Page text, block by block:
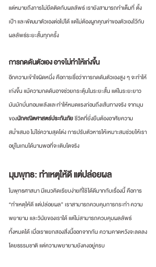
แต่หมายถึงการไม่ยึดติดกับผลลัพธ์ เรายังสามารถทำเต็มที่ ตั้ง
เป้า และพัฒนาตัวเองต่อไปได้ แต่ไม่ต้องผูกคุณค่าของตัวเองไว้กับ
ผลลัพธ์ระยะสั้นทุกครั้ง
การกดดันตัวเอง อาจไม่ทำให้เก่งขึ้น
อีกความเข้าใจผิดหนึ่ง คือการเชื่อว่าการกดดันตัวเองสูง ๆ จะทำให้
เก่งขึ้น แม้ความกดดันอาจช่วยกระตุ้นในระยะสั้น แต่ในระยะยาว
มันมักบั่นทอนพลังและทำให้หมดแรงก่อนถึงเส้นทางจริง จากมุม
ของนักคณิตศาสตร์ประกันภัย ชีวิตที่ยั่งยืนต้องอาศัยความ
สม่ำเสมอ ไม่ใช่ความสุดโต่ง การปรับตัวหารให้เหมาะสมช่วยให้เรา
อยู่ในเกมได้นานพอที่จะเติบโตจริง
มุมพุทธ: ทำเหตุให้ดี แต่ปล่อยผล
ในพุทธศาสนา มีแนวคิดเรียบง่ายที่ใช้ได้ดีมากกับเรื่องนี้ คือการ
“ทำเหตุให้ดี แต่ปล่อยผล” เราสามารถควบคุมการกระทำ ความ
พยายาม และวินัยของเราได้ แต่ไม่สามารถควบคุมผลลัพธ์
ทั้งหมดได้ เมื่อเราแยกสองสิ่งนี้ออกจากกัน ความคาดหวังจะลดลง
โดยธรรมชาติ แต่ความพยายามยังคงอยู่ครบ